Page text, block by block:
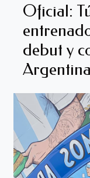
Oficial:
debut y